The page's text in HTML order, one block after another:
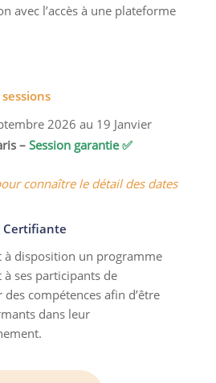
avec l’accès à une plateforme
2026 au 19 Janvier
–Session garantie ✅
connaître le détail des dates
Certifiante
à disposition un programme
ses participants de
compétences afin d’être
dans leur